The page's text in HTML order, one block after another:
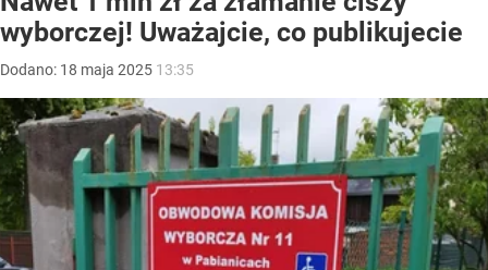
wyborczej! Uważajcie, co publikujecie
Dodano: 18 maja 2025 13:35